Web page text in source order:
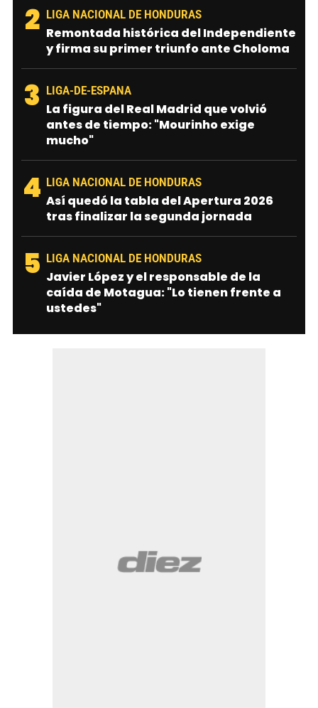
2 LIGA NACIONAL DE HONDURAS
Remontada histórica del Independiente
y firma su primer triunfo ante Choloma
3 LIGA-DE-ESPANA
La figura del Real Madrid que volvió
antes de tiempo: "Mourinho exige
mucho"
4 LIGA NACIONAL DE HONDURAS
Así quedó la tabla del Apertura 2026
tras finalizar la segunda jornada
5 LIGA NACIONAL DE HONDURAS
Javier López y el responsable de la
caída de Motagua: "Lo tienen frente a
ustedes"